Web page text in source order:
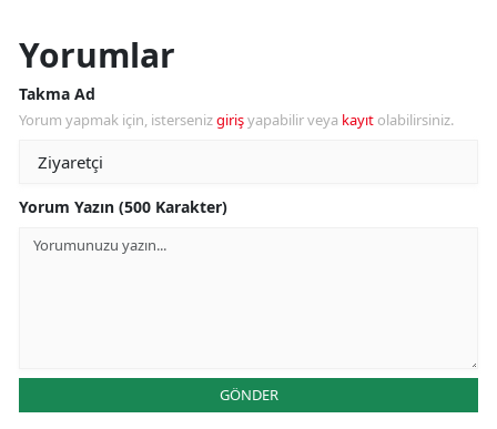
Yorumlar
Takma Ad
Yorum yapmak için, istersenizgirişyapabilir veya kayıt olabilirsiniz.
Yorum Yazın (500 Karakter)
GÖNDER